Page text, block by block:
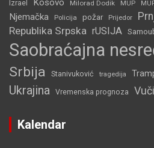
Izrael Milorad Dodik MUP
Njemačka Policija požar Prijedor
Republika Srpska rUSIJA
Saobraćajna
Srbija Stanivuković tragedija
Ukrajina Vremenska prognoza
Kalendar